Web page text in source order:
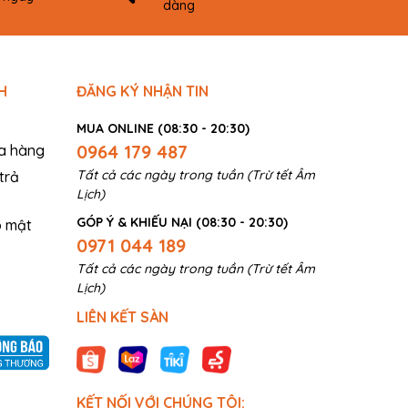
dàng
hàng
mật
ĐĂNG KÝ NHẬN TIN
MUA ONLINE (08:30 - 20:30)
0964 179 487
Tất cả các ngày trong tuần (Trừ tết Âm
Lịch)
GÓP Ý & KHIẾU NẠI (08:30 - 20:30)
0971 044 189
Tất cả các ngày trong tuần (Trừ tết Âm
Lịch)
LIÊN KẾT SÀN
KẾT NỐI VỚI CHÚNG TÔI: